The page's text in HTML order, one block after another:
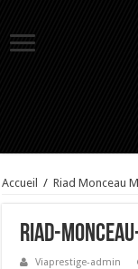
Accueil / Riad Monceau
Riad-
Viaprestige-admin